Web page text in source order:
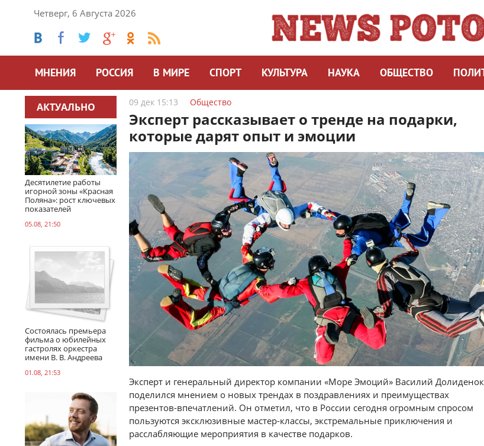
Четверг, 6 Августа 2026
МНЕНИЯ РОССИЯ В МИРЕ СПОРТ КУЛЬТУРА НАУКА ОБЩЕСТВО
АКТУАЛЬНО
Десятилетие работы
игорной зоны «Красная
Поляна»: рост ключевых
показателей
05.08, 21:50
Состоялась премьера
фильма о юбилейных
гастролях оркестра
имени В. В. Андреева
01.08, 21:53
09 дек 15:13 Общество
Эксперт рассказывает о тренде на подарки,
которые дарят опыт и эмоции
Эксперт и генеральный директор компании «Море Эмоций» Василий Долиденок
поделился мнением о новых трендах в поздравлениях и преимуществах
презентов-впечатлений. Он отметил, что в России сегодня огромным спросом
пользуются эксклюзивные мастер-классы, экстремальные приключения и
расслабляющие мероприятия в качестве подарков.